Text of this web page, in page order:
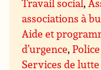
Travail social,
associations à
Aide et
d’urgence,
Services de